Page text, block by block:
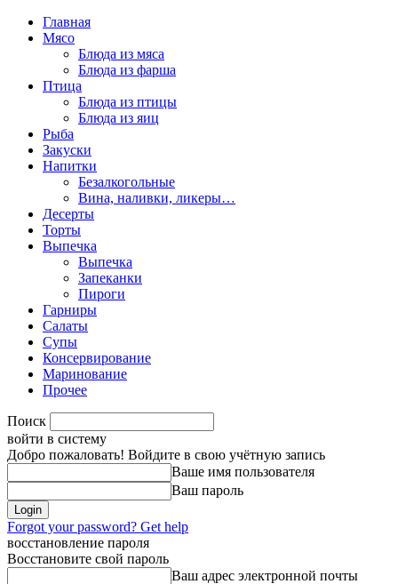
Главная
Мясо
Блюда из мяса
Блюда из фарша
Птица
Блюда из птицы
Блюда из яиц
Рыба
Закуски
Напитки
Безалкогольные
Вина, наливки, ликеры…
Десерты
Торты
Выпечка
Выпечка
Запеканки
Пироги
Гарниры
Салаты
Супы
Консервирование
Маринование
Прочее
Поиск
войти в систему
Добро пожаловать! Войдите в свою учётную запись
Ваше имя пользователя
Ваш пароль
Forgot your password? Get help
восстановление пароля
Восстановите свой пароль
Ваш адрес электронной почты